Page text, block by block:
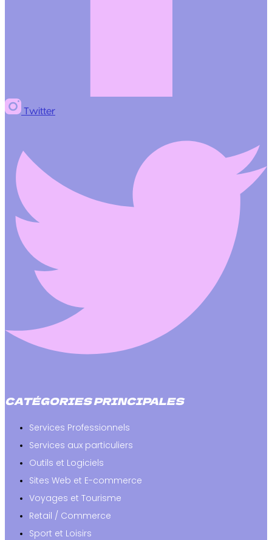
Twitter
CATÉGORIES PRINCIPALES
Services Professionnels
Services aux particuliers
Outils et Logiciels
Sites Web et E-commerce
Voyages et Tourisme
Retail / Commerce
Sport et Loisirs